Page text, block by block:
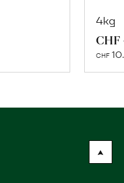
4kg
CHF
CHF